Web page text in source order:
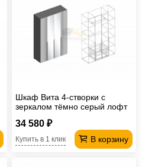
Шкаф Вита 4-створки с
зеркалом тёмно серый лофт
34 580 ₽
В корзину
Купить в 1 клик